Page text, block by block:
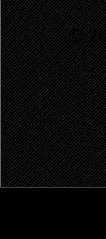
©